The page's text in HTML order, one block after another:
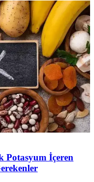
Potasyum İçeren